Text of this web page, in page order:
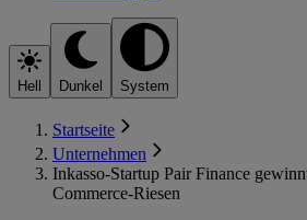
Hell Dunkel System
Startseite
Unternehmen
Inkasso-Startup Pair Finance
Commerce-Riesen